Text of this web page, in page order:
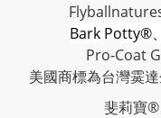
Bark Potty®、
Pro-Coat
美國商標為台灣霙
斐莉寶